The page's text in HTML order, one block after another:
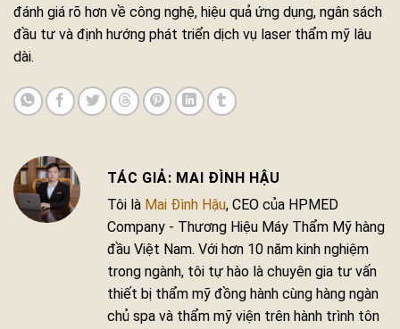
đánh giá rõ hơn về công nghệ, hiệu quả ứng dụng, ngân sách
đầu tư và định hướng phát triển dịch vụ laser thẩm mỹ lâu
dài.
MAI ĐÌNH HẬU
Tôi là Mai Đình Hậu, CEO của HPMED
Company - Thương Hiệu Máy Thẩm Mỹ hàng
đầu Việt Nam. Với hơn 10 năm kinh nghiệm
trong ngành, tôi tự hào là chuyên gia tư vấn
thiết bị thẩm mỹ đồng hành cùng hàng ngàn
chủ spa và thẩm mỹ viện trên hành trình tôn